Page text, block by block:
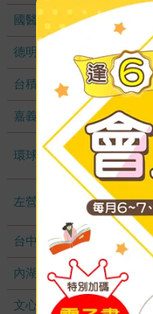
國醫加盟店
德明加盟店
台積店
嘉義耐斯店
環球店
左營店
台中秀泰店
內湖大潤發
文心店